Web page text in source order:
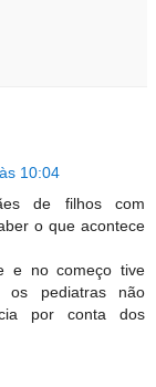
10:04
de filhos com
o que acontece
e no começo tive
os pediatras não
por conta dos